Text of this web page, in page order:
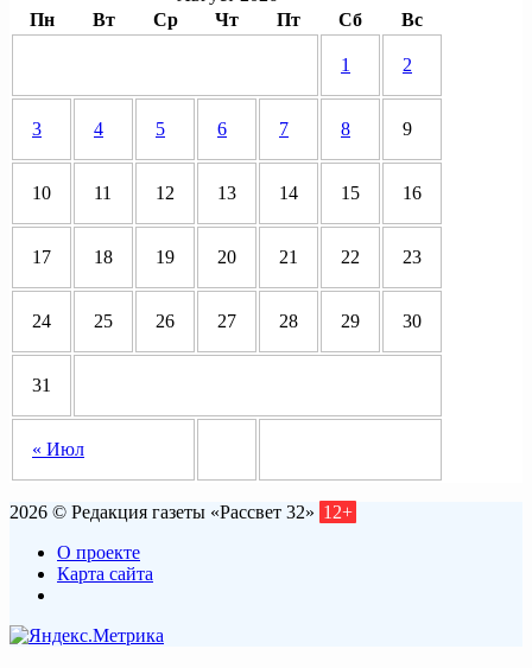
Пн
Вт Ср Чт Пт Сб Вс
« Июл
1 2
3 4 5 6 7 8 9
10 11 12 13 14 15 16
17 18 19 20 21 22 23
24 25 26 27 28 29 30
31
2026 © Редакция газеты «Рассвет 32» 12+
О проекте
Карта сайта